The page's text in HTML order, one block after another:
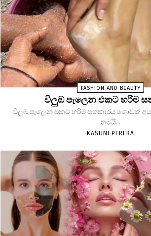
FASHION AND BEAUTY
විලුඹ පැලෙන එකට හරිම
විලුඹ පැලෙන එකට හරිම සත්කාරය ගොඩක්
තමයි...
KASUNI PERERA